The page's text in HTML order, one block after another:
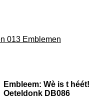
013 Emblemen
Embleem: Wè is t héét!
Oeteldonk DB086